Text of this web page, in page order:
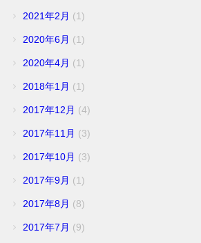
2021年2月 (1)
2020年6月 (1)
2020年4月 (1)
2018年1月 (1)
2017年12月 (4)
2017年11月 (3)
2017年10月 (3)
2017年9月 (1)
2017年8月 (8)
2017年7月 (9)